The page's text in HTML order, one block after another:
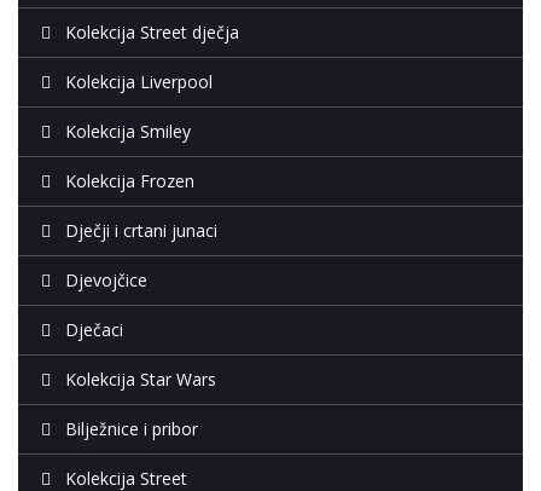
Kolekcija Street dječja
Kolekcija Liverpool
Kolekcija Smiley
Kolekcija Frozen
Dječji i crtani junaci
Djevojčice
Dječaci
Kolekcija Star Wars
Bilježnice i pribor
Kolekcija Street